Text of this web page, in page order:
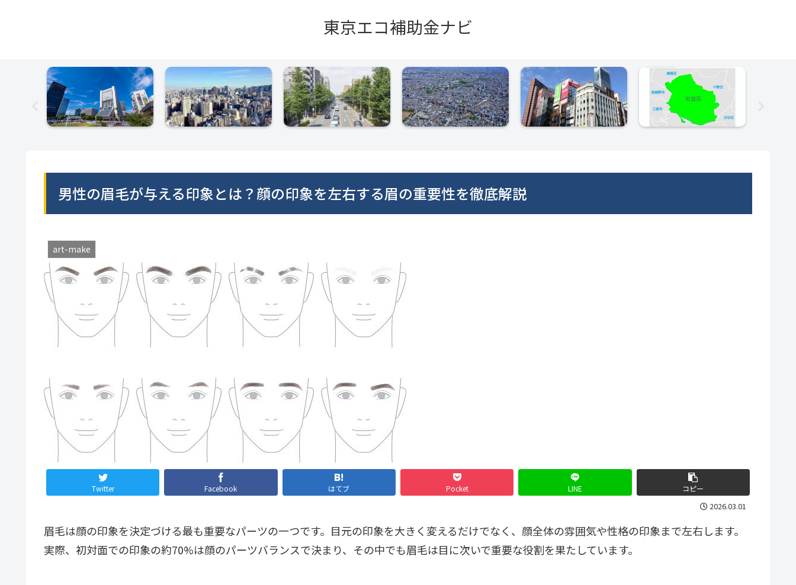
東京エコ補助金ナビ
男性の眉毛が与える印象とは？顔の印象を左右する眉の重要性を徹底解説
art-make
Twitter Facebook はてブ Pocket LINE コピー
2026.03.01
眉毛は顔の印象を決定づける最も重要なパーツの一つです。目元の印象を大きく変えるだけでなく、顔全体の雰囲気や性格の印象まで左右します。
実際、初対面での印象の約70%は顔のパーツバランスで決まり、その中でも眉毛は目に次いで重要な役割を果たしています。